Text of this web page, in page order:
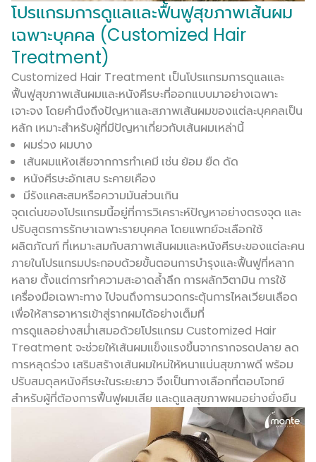
โปรแกรมการดูแลและฟื้นฟูสุขภาพเส้นผม
เฉพาะบุคคล (Customized Hair
Treatment)
Customized Hair Treatment เป็นโปรแกรมการดูแลและ
ฟื้นฟูสุขภาพเส้นผมและหนังศีรษะที่ออกแบบมาอย่างเฉพาะ
เจาะจง โดยคำนึงถึงปัญหาและสภาพเส้นผมของแต่ละบุคคลเป็น
หลัก เหมาะสำหรับผู้ที่มีปัญหาเกี่ยวกับเส้นผมเหล่านี้
ผมร่วง ผมบาง
เส้นผมแห้งเสียจากการทำเคมี เช่น ย้อม ยืด ดัด
หนังศีรษะอักเสบ ระคายเคือง
มีรังแคสะสมหรือความมันส่วนเกิน
จุดเด่นของโปรแกรมนี้อยู่ที่การวิเคราะห์ปัญหาอย่างตรงจุด และ
ปรับสูตรการรักษาเฉพาะรายบุคคล โดยแพทย์จะเลือกใช้
ผลิตภัณฑ์ ที่เหมาะสมกับสภาพเส้นผมและหนังศีรษะของแต่ละคน
ภายในโปรแกรมประกอบด้วยขั้นตอนการบำรุงและฟื้นฟูที่หลาก
หลาย ตั้งแต่การทำความสะอาดล้ำลึก การผลักวิตามิน การใช้
เครื่องมือเฉพาะทาง ไปจนถึงการนวดกระตุ้นการไหลเวียนเลือด
เพื่อให้สารอาหารเข้าสู่รากผมได้อย่างเต็มที่
การดูแลอย่างสม่ำเสมอด้วยโปรแกรม Customized Hair
Treatment จะช่วยให้เส้นผมแข็งแรงขึ้นจากรากจรดปลาย ลด
การหลุดร่วง เสริมสร้างเส้นผมใหม่ให้หนาแน่นสุขภาพดี พร้อม
ปรับสมดุลหนังศีรษะในระยะยาว จึงเป็นทางเลือกที่ตอบโจทย์
สำหรับผู้ที่ต้องการฟื้นฟูผมเสีย และดูแลสุขภาพผมอย่างยั่งยืน